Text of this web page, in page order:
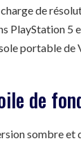
de
PlayStation 5
portable de
de
sombre et